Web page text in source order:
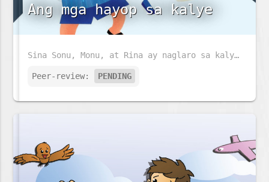
Ang mga hayop sa kalye
Sina Sonu, Monu, at Rina ay naglaro sa kalye. Anu ano kaya ang kanilang mga makikitang hayop sa kalye?
Peer-review: PENDING